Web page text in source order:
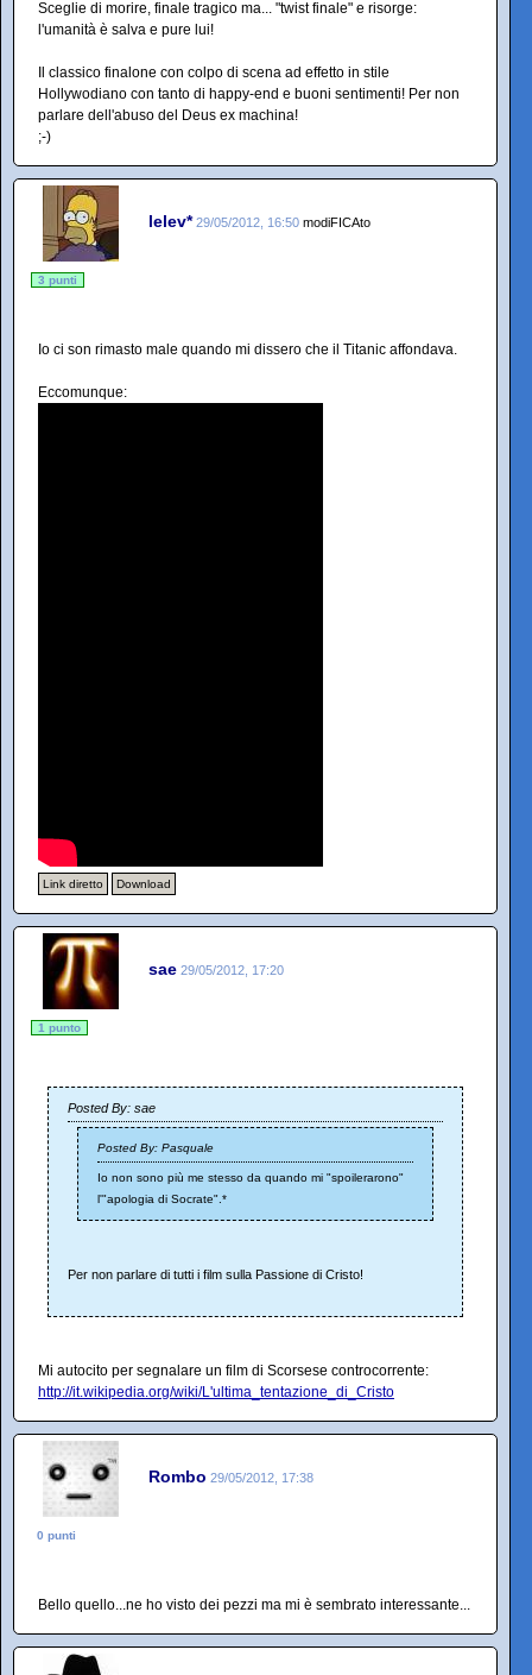
Sceglie di morire, finale tragico ma... "twist finale" e risorge:
l'umanità è salva e pure lui!
Il classico finalone con colpo di scena ad effetto in stile
Hollywodiano con tanto di happy-end e buoni sentimenti! Per non
parlare dell'abuso del Deus ex machina!
;-)
lelev* 29/05/2012, 16:50 modiFICAto
3 punti
Io ci son rimasto male quando mi dissero che il Titanic affondava.
Eccomunque:
Link diretto Download
sae 29/05/2012, 17:20
1 punto
Posted By: sae
Posted By: Pasquale
Io non sono più me stesso da quando mi "spoilerarono"
l'"apologia di Socrate".*
Per non parlare di tutti i film sulla Passione di Cristo!
Mi autocito per segnalare un film di Scorsese controcorrente:
http://it.wikipedia.org/wiki/L'ultima_tentazione_di_Cristo
Rombo 29/05/2012, 17:38
0 punti
Bello quello...ne ho visto dei pezzi ma mi è sembrato interessante...